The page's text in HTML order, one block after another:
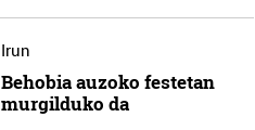
Irun
Behobia auzoko festetan
murgilduko da